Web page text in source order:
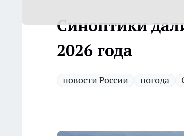
Синоптики
2026 года
новости России погода